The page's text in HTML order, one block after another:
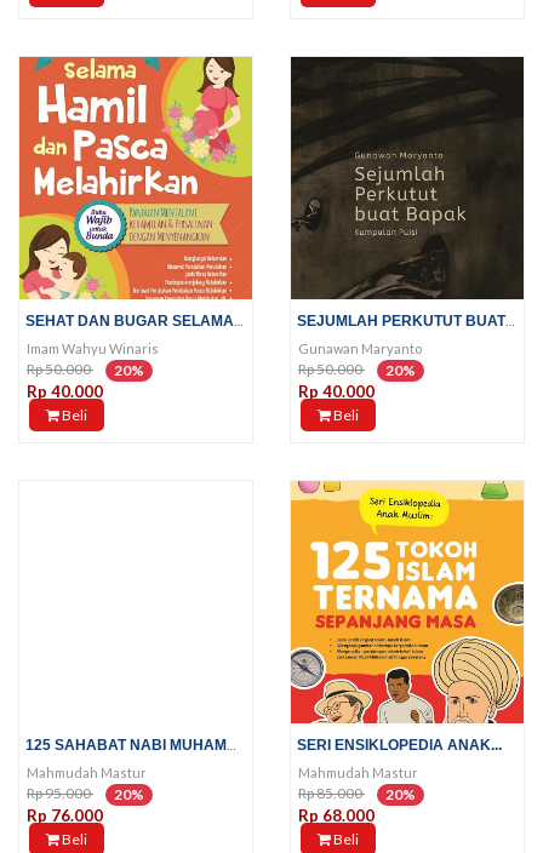
Imam Wahyu Winaris
Rp 50.000 20%
Rp 40.000
Beli
SEJUMLAH PERKUTUT BUAT BAPAK
Gunawan Maryanto
Rp 50.000 20%
Rp 40.000
Beli
Mahmudah Mastur
Rp 95.000 20%
Rp 76.000
Beli
SERI ENSIKLOPEDIA ANAK...
Mahmudah Mastur
Rp 85.000 20%
Rp 68.000
Beli